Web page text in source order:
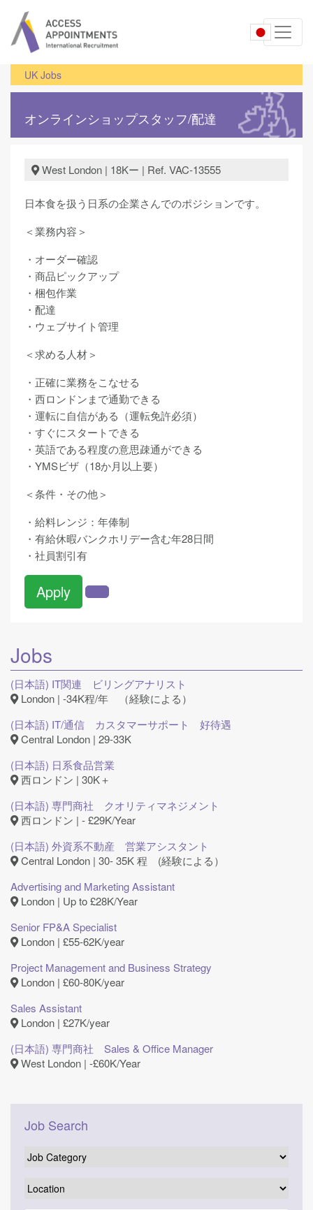
UK Jobs
オンラインショップスタッフ/配達
West London | 18Kー | Ref. VAC-13555
日本食を扱う日系の企業さんでのポジションです。
＜業務内容＞
・オーダー確認
・商品ピックアップ
・梱包作業
・配達
・ウェブサイト管理
＜求める人材＞
・正確に業務をこなせる
・西ロンドンまで通勤できる
・運転に自信がある（運転免許必須）
・すぐにスタートできる
・英語である程度の意思疎通ができる
・YMSビザ（18か月以上要）
＜条件・その他＞
・給料レンジ：年俸制
・有給休暇バンクホリデー含む年28日間
・社員割引有
Apply
Jobs
(日本語) IT関連 ビリングアナリスト
London | -34K程/年 （経験による）
(日本語) IT/通信 カスタマーサポート 好待遇
Central London | 29-33K
(日本語) 日系食品営業
西ロンドン | 30K＋
(日本語) 専門商社 クオリティマネジメント
西ロンドン | - £29K/Year
(日本語) 外資系不動産 営業アシスタント
Central London | 30- 35K 程 (経験による）
Advertising and Marketing Assistant
London | Up to £28K/Year
Senior FP&A Specialist
London | £55-62K/year
Project Management and Business Strategy
London | £60-80K/year
Sales Assistant
London | £27K/year
(日本語) 専門商社 Sales & Office Manager
West London | ‐£60K/Year
Job Search